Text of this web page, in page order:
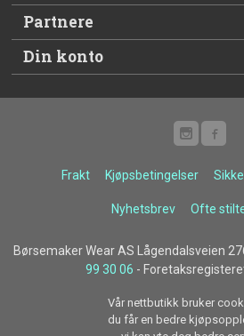
Partnere
Din konto
Frakt Kjøpsbetingelser
Nyhetsbrev Ofte
Børsemaker Wear AS Lågendalsveien
99 30 06 -
Vår nettbutikk bruker
du får en bedre